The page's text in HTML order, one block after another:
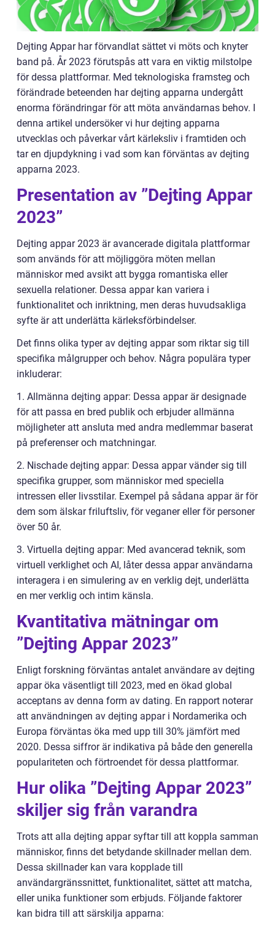
Dejting Appar har förvandlat sättet vi möts och knyter
band på. År 2023 förutspås att vara en viktig milstolpe
för dessa plattformar. Med teknologiska framsteg och
förändrade beteenden har dejting apparna undergått
enorma förändringar för att möta användarnas behov. I
denna artikel undersöker vi hur dejting apparna
utvecklas och påverkar vårt kärleksliv i framtiden och
tar en djupdykning i vad som kan förväntas av dejting
apparna 2023.
Presentation av ”Dejting Appar
2023”
Dejting appar 2023 är avancerade digitala plattformar
som används för att möjliggöra möten mellan
människor med avsikt att bygga romantiska eller
sexuella relationer. Dessa appar kan variera i
funktionalitet och inriktning, men deras huvudsakliga
syfte är att underlätta kärleksförbindelser.
Det finns olika typer av dejting appar som riktar sig till
specifika målgrupper och behov. Några populära typer
inkluderar:
1. Allmänna dejting appar: Dessa appar är designade
för att passa en bred publik och erbjuder allmänna
möjligheter att ansluta med andra medlemmar baserat
på preferenser och matchningar.
2. Nischade dejting appar: Dessa appar vänder sig till
specifika grupper, som människor med speciella
intressen eller livsstilar. Exempel på sådana appar är för
dem som älskar friluftsliv, för veganer eller för personer
över 50 år.
3. Virtuella dejting appar: Med avancerad teknik, som
virtuell verklighet och AI, låter dessa appar användarna
interagera i en simulering av en verklig dejt, underlätta
en mer verklig och intim känsla.
Kvantitativa mätningar om
”Dejting Appar 2023”
Enligt forskning förväntas antalet användare av dejting
appar öka väsentligt till 2023, med en ökad global
acceptans av denna form av dating. En rapport noterar
att användningen av dejting appar i Nordamerika och
Europa förväntas öka med upp till 30% jämfört med
2020. Dessa siffror är indikativa på både den generella
populariteten och förtroendet för dessa plattformar.
Hur olika ”Dejting Appar 2023”
skiljer sig från varandra
Trots att alla dejting appar syftar till att koppla samman
människor, finns det betydande skillnader mellan dem.
Dessa skillnader kan vara kopplade till
användargränssnittet, funktionalitet, sättet att matcha,
eller unika funktioner som erbjuds. Följande faktorer
kan bidra till att särskilja apparna: